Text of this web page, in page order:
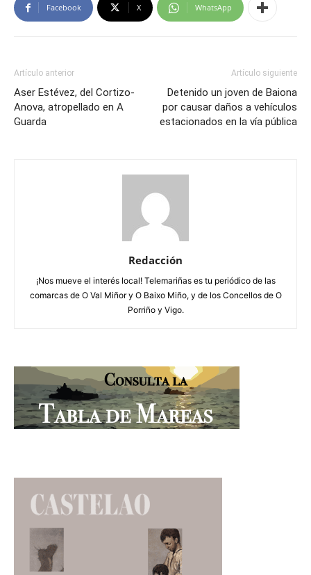
Facebook X WhatsApp
Artículo anterior
Aser Estévez, del Cortizo-
Anova, atropellado en A
Guarda
Artículo siguiente
Detenido un joven de Baiona
por causar daños a vehículos
estacionados en la vía pública
Redacción
¡Nos mueve el interés local! Telemariñas es tu periódico de las
comarcas de O Val Miñor y O Baixo Miño, y de los Concellos de O
Porriño y Vigo.